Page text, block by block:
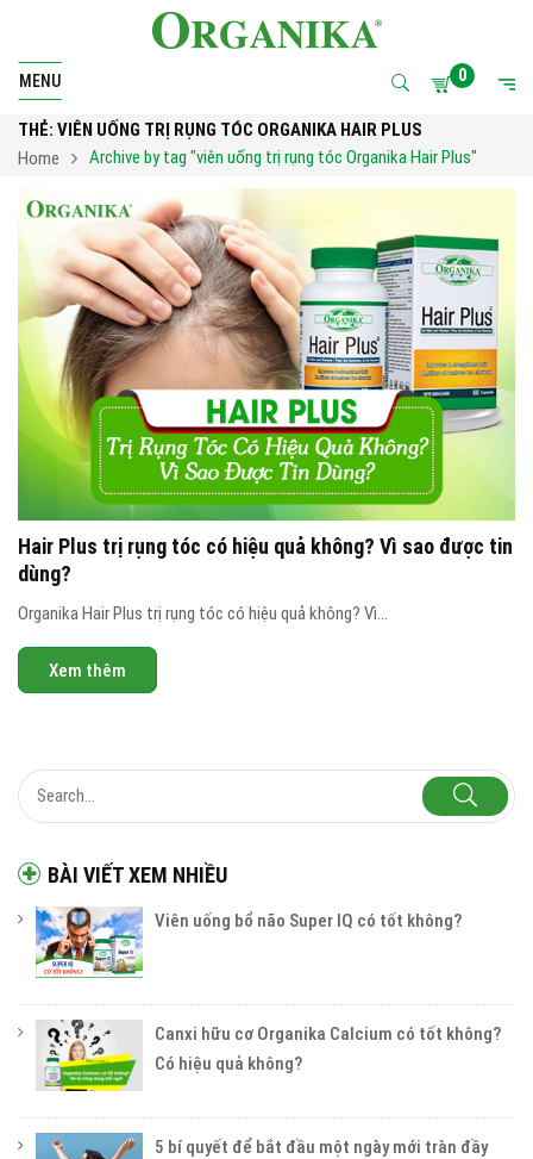
MENU 0
THẺ: VIÊN UỐNG TRỊ RỤNG TÓC ORGANIKA HAIR PLUS
Home
Archive by tag "viên uống trị rụng tóc Organika Hair Plus"
BÀI VIẾT XEM NHIỀU
Viên uống bổ não Super IQ có tốt không?
Canxi hữu cơ Organika Calcium có tốt không?
Có hiệu quả không?
5 bí quyết để bắt đầu một ngày mới tràn đầy
Hair Plus trị rụng tóc có hiệu quả không? Vì sao được tin
dùng?
Organika Hair Plus trị rụng tóc có hiệu quả không? Vì...
Xem thêm